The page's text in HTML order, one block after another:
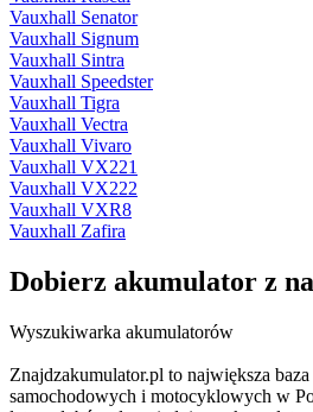
Vauxhall Senator
Vauxhall Signum
Vauxhall Sintra
Vauxhall Speedster
Vauxhall Tigra
Vauxhall Vectra
Vauxhall Vivaro
Vauxhall VX221
Vauxhall VX222
Vauxhall VXR8
Vauxhall Zafira
Dobierz akumulator z
Wyszukiwarka akumulatorów
Znajdzakumulator.pl to największa
samochodowych i motocyklowych w